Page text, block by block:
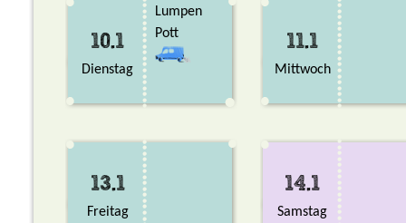
10.1
Dienstag
Lumpen
Pott
11.1
Mittwoch
13.1
Freitag
14.1
Samstag